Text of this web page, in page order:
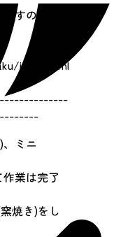
すので、
index.html
ミニ
業は完了
焼き)をし